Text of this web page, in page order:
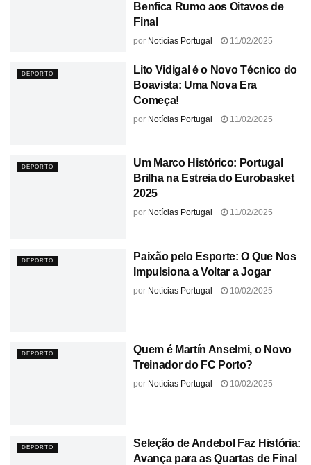
Benfica Rumo aos Oitavos de
Final
por Notícias Portugal 11/02/2025
DEPORTO
Lito Vidigal é o Novo Técnico do
Boavista: Uma Nova Era
Começa!
por Notícias Portugal 11/02/2025
DEPORTO
Um Marco Histórico: Portugal
Brilha na Estreia do Eurobasket
2025
por Notícias Portugal 11/02/2025
DEPORTO
Paixão pelo Esporte: O Que Nos
Impulsiona a Voltar a Jogar
por Notícias Portugal 10/02/2025
DEPORTO
Quem é Martín Anselmi, o Novo
Treinador do FC Porto?
por Notícias Portugal 10/02/2025
DEPORTO
Seleção de Andebol Faz História:
Avança para as Quartas de Final